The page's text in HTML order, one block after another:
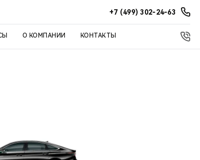
+7 (499) 302-24-63
О КОМПАНИИ КОНТАКТЫ